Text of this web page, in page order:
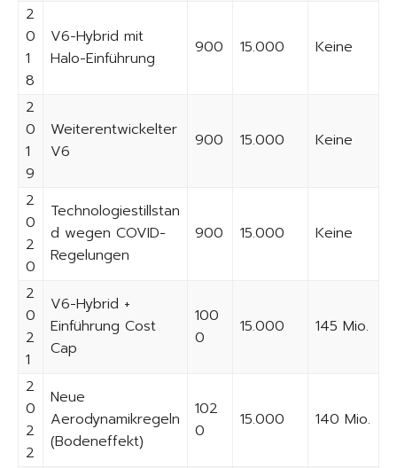
2
0
1
8
V6-Hybrid mit
Halo-Einführung
900 15.000 Keine
2
0
1
9
Weiterentwickelter
V6
900 15.000 Keine
2
0
2
0
Technologiestillstan
d wegen COVID-
Regelungen
900 15.000 Keine
2
0
2
1
V6-Hybrid +
Einführung Cost
Cap
100
0
15.000 145 Mio.
2
0
2
2
Neue
Aerodynamikregeln
(Bodeneffekt)
102
0
15.000 140 Mio.